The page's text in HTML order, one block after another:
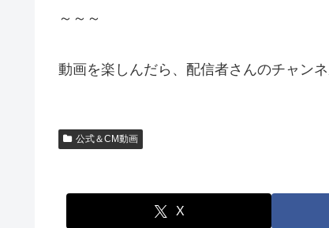
～～～
動画を楽しんだら、配信者さんのチャン
公式＆CM動画
X